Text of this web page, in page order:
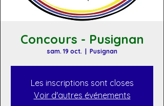
Concours - Pusignan
sam. 19 oct.
  |
Pusignan
Les inscriptions sont closes
Voir d'autres événements